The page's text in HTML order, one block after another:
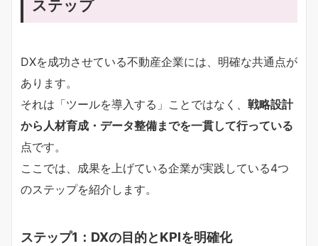
ステップ
DXを成功させている不動産企業には、明確な共通点が
あります。
それは「ツールを導入する」ことではなく、 戦略設計
から人材育成・データ整備までを一貫して行っている
点です。
ここでは、成果を上げている企業が実践している4つ
のステップを紹介します。
ステップ1：DXの目的とKPIを明確化